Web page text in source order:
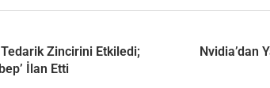
Zincirini Etkiledi;
İlan Etti
Nvidia’dan